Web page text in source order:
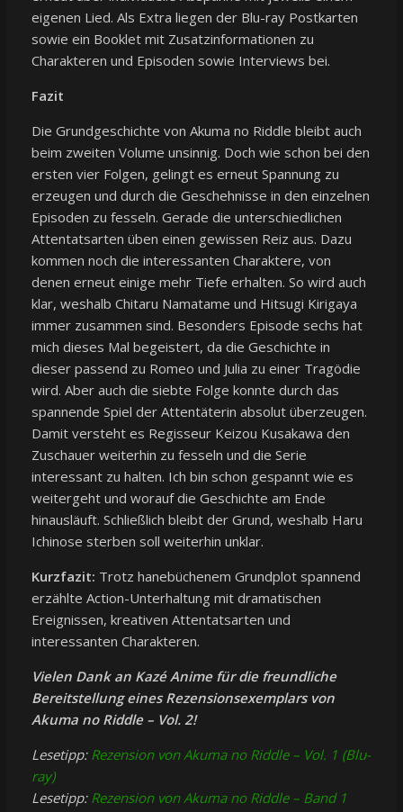
eigenen Lied. Als Extra liegen der Blu-ray Postkarten
sowie ein Booklet mit Zusatzinformationen zu
Charakteren und Episoden sowie Interviews bei.
Fazit
Die Grundgeschichte von Akuma no Riddle bleibt auch
beim zweiten Volume unsinnig. Doch wie schon bei den
ersten vier Folgen, gelingt es erneut Spannung zu
erzeugen und durch die Geschehnisse in den einzelnen
Episoden zu fesseln. Gerade die unterschiedlichen
Attentatsarten üben einen gewissen Reiz aus. Dazu
kommen noch die interessanten Charaktere, von
denen erneut einige mehr Tiefe erhalten. So wird auch
klar, weshalb Chitaru Namatame und Hitsugi Kirigaya
immer zusammen sind. Besonders Episode sechs hat
mich dieses Mal begeistert, da die Geschichte in
dieser passend zu Romeo und Julia zu einer Tragödie
wird. Aber auch die siebte Folge konnte durch das
spannende Spiel der Attentäterin absolut überzeugen.
Damit versteht es Regisseur Keizou Kusakawa den
Zuschauer weiterhin zu fesseln und die Serie
interessant zu halten. Ich bin schon gespannt wie es
weitergeht und worauf die Geschichte am Ende
hinausläuft. Schließlich bleibt der Grund, weshalb Haru
Ichinose sterben soll weiterhin unklar.
Kurzfazit: Trotz hanebüchenem Grundplot spannend
erzählte Action-Unterhaltung mit dramatischen
Ereignissen, kreativen Attentatsarten und
interessanten Charakteren.
Vielen Dank an Kazé Anime für die freundliche
Bereitstellung eines Rezensionsexemplars von
Akuma no Riddle – Vol. 2!
Lesetipp: Rezension von Akuma no Riddle – Vol. 1 (Blu-
ray)
Lesetipp: Rezension von Akuma no Riddle – Band 1